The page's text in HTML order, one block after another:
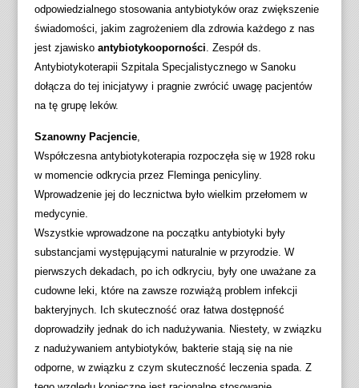
odpowiedzialnego stosowania antybiotyków oraz zwiększenie
świadomości, jakim zagrożeniem dla zdrowia każdego z nas
jest zjawisko antybiotykooporności. Zespół ds.
Antybiotykoterapii Szpitala Specjalistycznego w Sanoku
dołącza do tej inicjatywy i pragnie zwrócić uwagę pacjentów
na tę grupę leków.
Szanowny Pacjencie,
Współczesna antybiotykoterapia rozpoczęła się w 1928 roku
w momencie odkrycia przez Fleminga penicyliny.
Wprowadzenie jej do lecznictwa było wielkim przełomem w
medycynie.
Wszystkie wprowadzone na początku antybiotyki były
substancjami występującymi naturalnie w przyrodzie. W
pierwszych dekadach, po ich odkryciu, były one uważane za
cudowne leki, które na zawsze rozwiążą problem infekcji
bakteryjnych. Ich skuteczność oraz łatwa dostępność
doprowadziły jednak do ich nadużywania. Niestety, w związku
z nadużywaniem antybiotyków, bakterie stają się na nie
odporne, w związku z czym skuteczność leczenia spada. Z